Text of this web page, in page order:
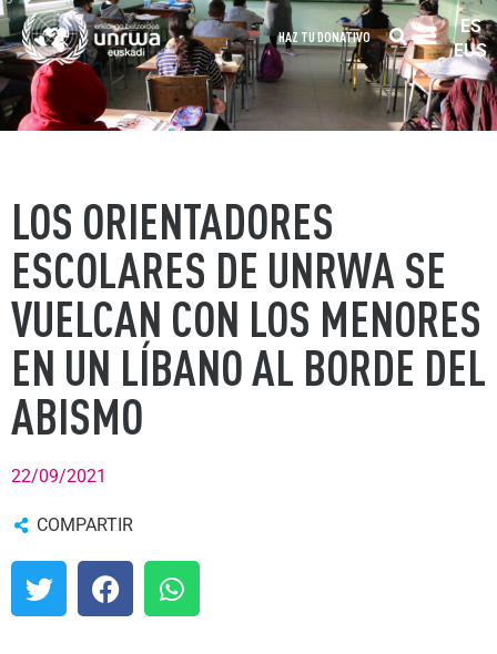
HAZ TU DONATIVO
ES
EUS
LOS ORIENTADORES
ESCOLARES DE UNRWA SE
VUELCAN CON LOS MENORES
EN UN LÍBANO AL BORDE DEL
ABISMO
22/09/2021
COMPARTIR